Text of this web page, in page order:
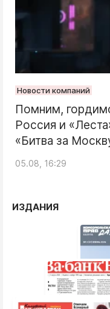
Новости компаний
Помним,
Россия и
«Битва за
05.08, 16:29
ИЗДАНИЯ